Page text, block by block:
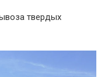
твердых